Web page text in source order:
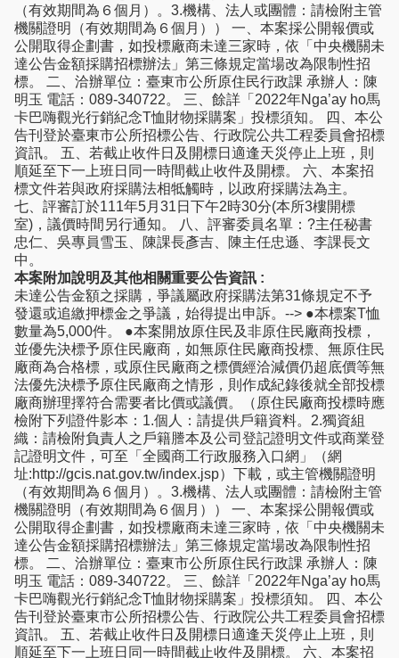
（有效期間為６個月）。3.機構、法人或團體：請檢附主管
機關證明（有效期間為６個月）） 一、本案採公開報價或
公開取得企劃書，如投標廠商未達三家時，依「中央機關未
達公告金額採購招標辦法」第三條規定當場改為限制性招
標。 二、洽辦單位：臺東市公所原住民行政課 承辦人：陳
明玉 電話：089-340722。 三、餘詳「2022年Nga’ay ho馬
卡巴嗨觀光行銷紀念T恤財物採購案」投標須知。 四、本公
告刊登於臺東市公所招標公告、行政院公共工程委員會招標
資訊。 五、若截止收件日及開標日適逢天災停止上班，則
順延至下一上班日同一時間截止收件及開標。 六、本案招
標文件若與政府採購法相牴觸時，以政府採購法為主。
七、評審訂於111年5月31日下午2時30分(本所3樓開標
室)，議價時間另行通知。 八、評審委員名單：?主任秘書
忠仁、吳專員雪玉、陳課長彥吉、陳主任忠遜、李課長文
中。
本案附加說明及其他相關重要公告資訊 :
未達公告金額之採購，爭議屬政府採購法第31條規定不予
發還或追繳押標金之爭議，始得提出申訴。--> ●本標案T恤
數量為5,000件。 ●本案開放原住民及非原住民廠商投標，
並優先決標予原住民廠商，如無原住民廠商投標、無原住民
廠商為合格標，或原住民廠商之標價經洽減價仍超底價等無
法優先決標予原住民廠商之情形，則作成紀錄後就全部投標
廠商辦理擇符合需要者比價或議價。（原住民廠商投標時應
檢附下列證件影本：1.個人：請提供戶籍資料。2.獨資組
織：請檢附負責人之戶籍謄本及公司登記證明文件或商業登
記證明文件，可至「全國商工行政服務入口網」（網
址:http://gcis.nat.gov.tw/index.jsp）下載，或主管機關證明
（有效期間為６個月）。3.機構、法人或團體：請檢附主管
機關證明（有效期間為６個月）） 一、本案採公開報價或
公開取得企劃書，如投標廠商未達三家時，依「中央機關未
達公告金額採購招標辦法」第三條規定當場改為限制性招
標。 二、洽辦單位：臺東市公所原住民行政課 承辦人：陳
明玉 電話：089-340722。 三、餘詳「2022年Nga’ay ho馬
卡巴嗨觀光行銷紀念T恤財物採購案」投標須知。 四、本公
告刊登於臺東市公所招標公告、行政院公共工程委員會招標
資訊。 五、若截止收件日及開標日適逢天災停止上班，則
順延至下一上班日同一時間截止收件及開標。 六、本案招